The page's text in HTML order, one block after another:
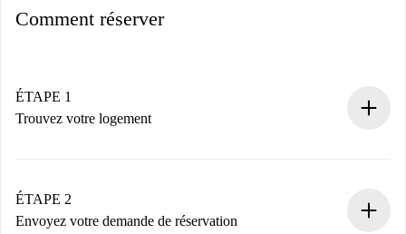
Comment réserver
ÉTAPE 1
Trouvez votre logement
Vous disposez à l’avance de toutes les informations
nécessaires.
ÉTAPE 2
Envoyez votre demande de réservation